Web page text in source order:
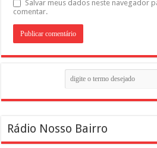
Salvar meus dados neste navegador
comentar.
Rádio Nosso Bairro